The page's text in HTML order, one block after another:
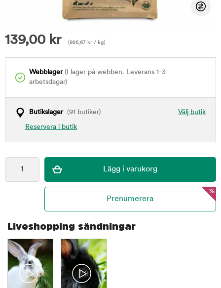
139,00 kr (926,67 kr / kg)
Webblager(I lager på webben. Leverans 1-3
arbetsdagar)
Välj butik
Butikslager(91 butiker)
Reservera i butik
%
Liveshopping sändningar